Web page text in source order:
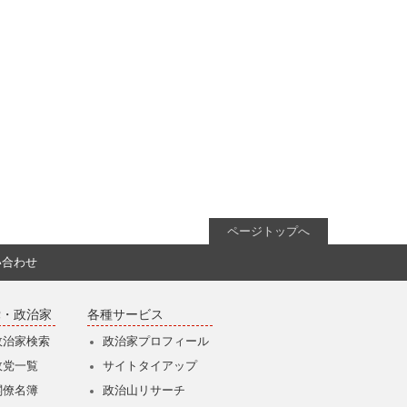
ページトップへ
わせ
政治家
治家検索
党一覧
僚名簿
各種サービス
政治家プロフィール
サイトタイアップ
政治山リサーチ